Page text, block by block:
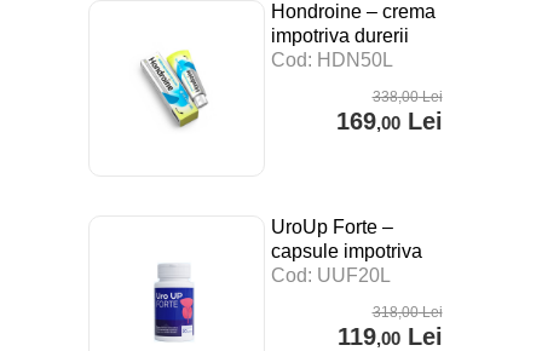
Hondroine – crema
impotriva durerii
articulare – 50 ml
Cod: HDN50L
338,00Lei
169,00Lei
UroUp Forte –
capsule impotriva
prostatitei – 20 cps
Cod: UUF20L
318,00Lei
119,00Lei